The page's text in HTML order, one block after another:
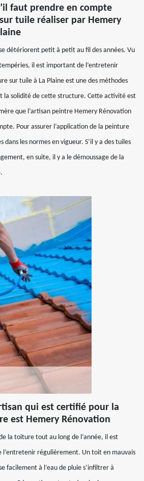
faut prendre en compte
tuile réaliser par Hemery
détériorent petit à petit au fil des années. Vu
il est important de l’entretenir
sur tuile à La Plaine est une des méthodes
la solidité de cette structure. Cette activité est
que l’artisan peintre Hemery Rénovation
Pour assurer l’application de la peinture
les normes en vigueur. S’il y a des tuiles
en suite, il y a le démoussage de la
qui est certifié pour la
est Hemery Rénovation
la toiture tout au long de l’année, il est
régulièrement. Un toit en mauvais
facilement à l’eau de pluie s’infiltrer à